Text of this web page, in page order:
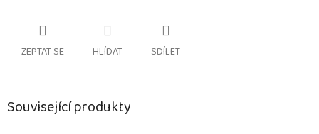
ZEPTAT SE HLÍDAT SDÍLET
Související produkty